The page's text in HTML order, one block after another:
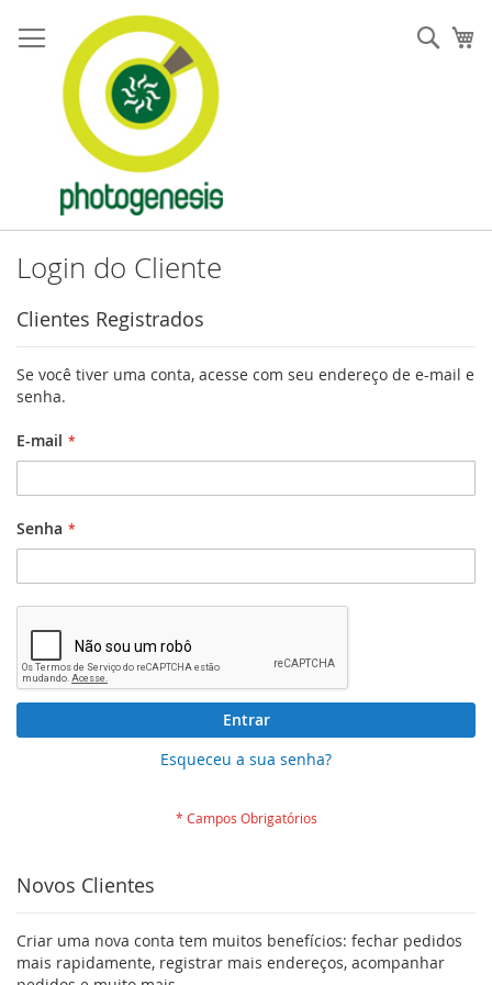
para
o
conteúdo
Login do Cliente
Clientes Registrados
Se você tiver uma conta, acesse com seu endereço de e-mail e
senha.
E-mail
Senha
Entrar
Esqueceu a sua senha?
Novos Clientes
Criar uma nova conta tem muitos benefícios: fechar pedidos
mais rapidamente, registrar mais endereços, acompanhar